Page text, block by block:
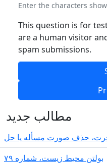
Enter the characters
This question is for
are a human visitor
spam submissions.
مطالب جدید
حذف صورت مسأله یا حل
بولتن محیط زیست، شماره ۷۹